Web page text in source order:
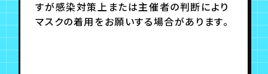
すが感染対策上または主催者の判断により
マスクの着用をお願いする場合があります。